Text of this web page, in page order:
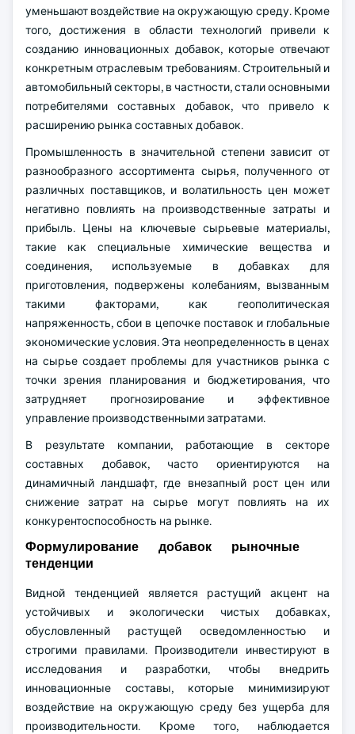
уменьшают воздействие на окружающую среду. Кроме
того, достижения в области технологий привели к
созданию инновационных добавок, которые отвечают
конкретным отраслевым требованиям. Строительный и
автомобильный секторы, в частности, стали основными
потребителями составных добавок, что привело к
расширению рынка составных добавок.
Промышленность в значительной степени зависит от
разнообразного ассортимента сырья, полученного от
различных поставщиков, и волатильность цен может
негативно повлиять на производственные затраты и
прибыль. Цены на ключевые сырьевые материалы,
такие как специальные химические вещества и
соединения, используемые в добавках для
приготовления, подвержены колебаниям, вызванным
такими факторами, как геополитическая
напряженность, сбои в цепочке поставок и глобальные
экономические условия. Эта неопределенность в ценах
на сырье создает проблемы для участников рынка с
точки зрения планирования и бюджетирования, что
затрудняет прогнозирование и эффективное
управление производственными затратами.
В результате компании, работающие в секторе
составных добавок, часто ориентируются на
динамичный ландшафт, где внезапный рост цен или
снижение затрат на сырье могут повлиять на их
конкурентоспособность на рынке.
Формулирование добавок рыночные
тенденции
Видной тенденцией является растущий акцент на
устойчивых и экологически чистых добавках,
обусловленный растущей осведомленностью и
строгими правилами. Производители инвестируют в
исследования и разработки, чтобы внедрить
инновационные составы, которые минимизируют
воздействие на окружающую среду без ущерба для
производительности. Кроме того, наблюдается